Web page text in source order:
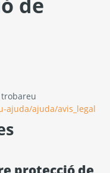
ajuda/ajuda/avis_legal